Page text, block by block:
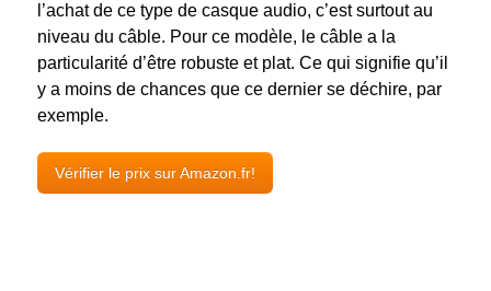
l’achat de ce type de casque audio, c’est surtout au
niveau du câble. Pour ce modèle, le câble a la
particularité d’être robuste et plat. Ce qui signifie qu’il
y a moins de chances que ce dernier se déchire, par
exemple.
Vérifier le prix sur Amazon.fr!